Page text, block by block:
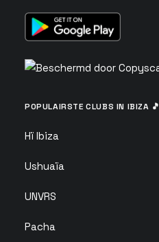
POPULAIRSTE CLUBS IN IBIZA 🎵
Hï Ibiza
Ushuaïa
UNVRS
Pacha